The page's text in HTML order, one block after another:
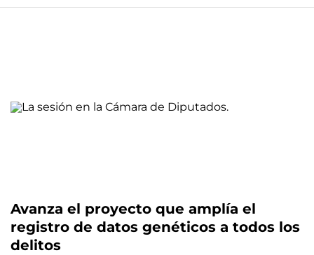
Avanza el proyecto que amplía el
registro de datos genéticos a todos los
delitos